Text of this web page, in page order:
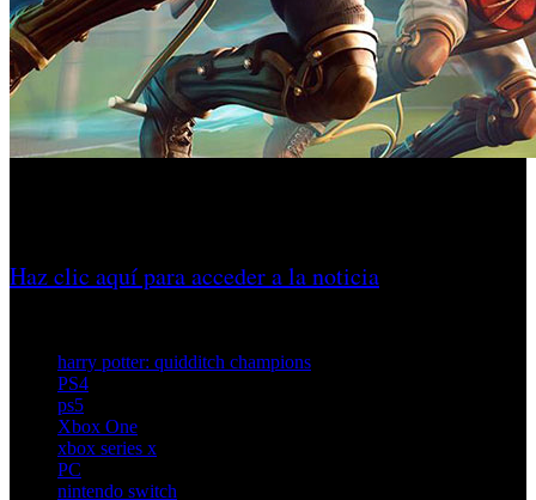
Haz clic aquí para acceder a la noticia
harry potter: quidditch champions
PS4
ps5
Xbox One
xbox series x
PC
nintendo switch